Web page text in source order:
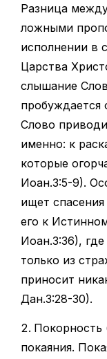
Разница
ложными
исполнении в
Царства
слышание
пробуждается
Слово
именно: к
которые
Иоан.3:5-9).
ищет
его к
Иоан.3:36),
только из
приносит
Дан.3:28-30).
Покорность
покаяния.